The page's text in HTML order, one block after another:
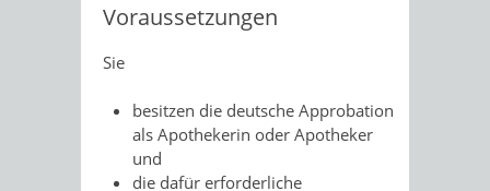
Voraussetzungen
Sie
besitzen die deutsche Approbation
als Apothekerin oder Apotheker
und
die dafür erforderliche